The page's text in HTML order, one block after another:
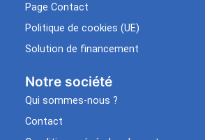
Page Contact
Politique de cookies (UE)
Solution de financement
Notre société
Qui sommes-nous ?
Contact